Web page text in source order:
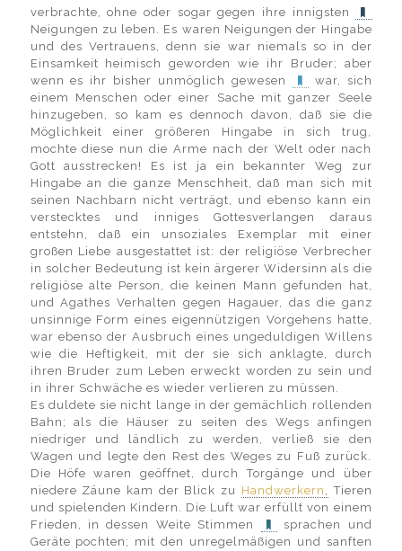
verbrachte, ohne oder sogar gegen ihre innigsten
Neigungen zu leben. Es waren Neigungen der Hingabe
und des Vertrauens, denn sie war niemals so in der
Einsamkeit heimisch geworden wie ihr Bruder; aber
wenn es ihr bisher unmöglich gewesen
war, sich
einem Menschen oder einer Sache mit ganzer Seele
hinzugeben, so kam es dennoch davon, daß sie die
Möglichkeit einer größeren Hingabe in sich trug,
mochte diese nun die Arme nach der Welt oder nach
Gott ausstrecken! Es ist ja ein bekannter Weg zur
Hingabe an die ganze Menschheit, daß man sich mit
seinen Nachbarn nicht verträgt, und ebenso kann ein
verstecktes und inniges Gottesverlangen daraus
entstehn, daß ein unsoziales Exemplar mit einer
großen Liebe ausgestattet ist: der religiöse Verbrecher
in solcher Bedeutung ist kein ärgerer Widersinn als die
religiöse alte Person, die keinen Mann gefunden hat,
und Agathes Verhalten gegen Hagauer, das die ganz
unsinnige Form eines eigennützigen Vorgehens hatte,
war ebenso der Ausbruch eines ungeduldigen Willens
wie die Heftigkeit, mit der sie sich anklagte, durch
ihren Bruder zum Leben erweckt worden zu sein und
in ihrer Schwäche es wieder verlieren zu müssen.
Es duldete sie nicht lange in der gemächlich rollenden
Bahn; als die Häuser zu seiten des Wegs anfingen
niedriger und ländlich zu werden, verließ sie den
Wagen und legte den Rest des Weges zu Fuß zurück.
Die Höfe waren geöffnet, durch Torgänge und über
niedere Zäune kam der Blick zu Handwerkern , Tieren
und spielenden Kindern. Die Luft war erfüllt von einem
Frieden, in dessen Weite Stimmen
sprachen und
Geräte pochten; mit den unregelmäßigen und sanften